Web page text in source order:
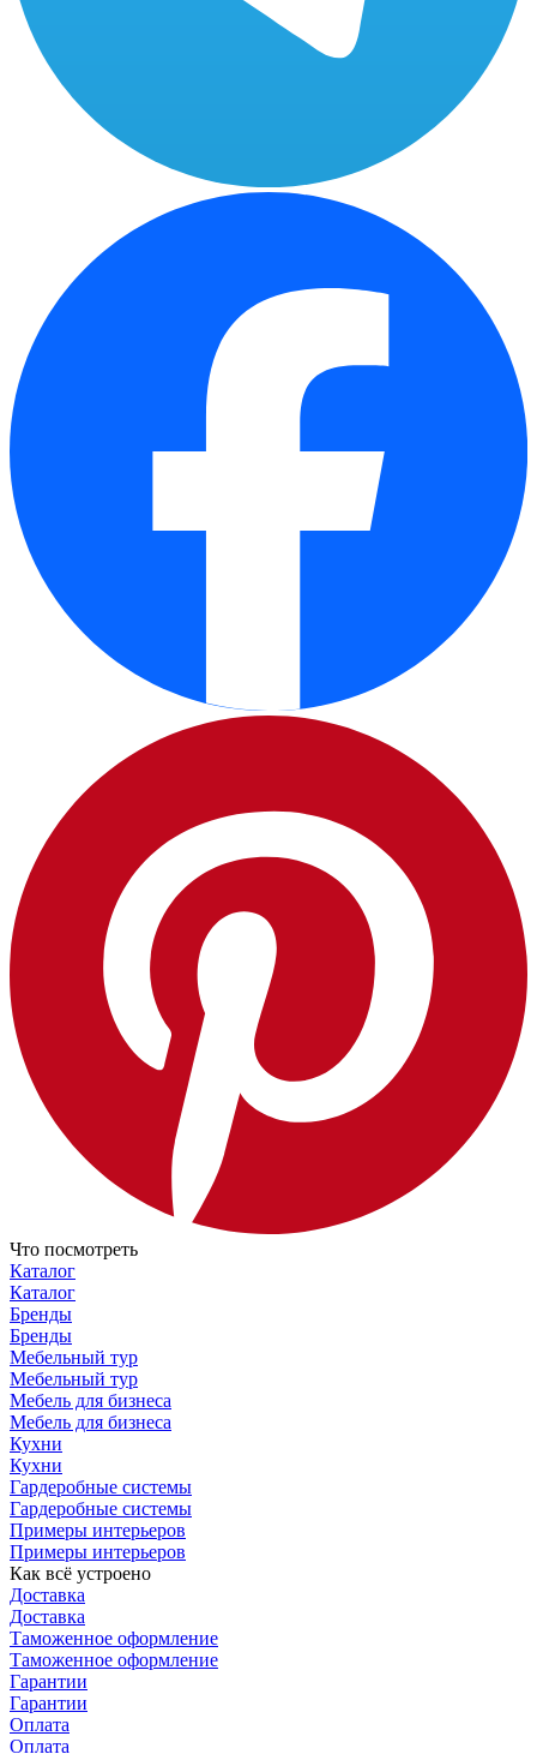
Что посмотреть
Каталог
Каталог
Бренды
Бренды
Мебельный тур
Мебельный тур
Мебель для бизнеса
Мебель для бизнеса
Кухни
Кухни
Гардеробные системы
Гардеробные системы
Примеры интерьеров
Примеры интерьеров
Как всё устроено
Доставка
Доставка
Таможенное оформление
Таможенное оформление
Гарантии
Гарантии
Оплата
Оплата